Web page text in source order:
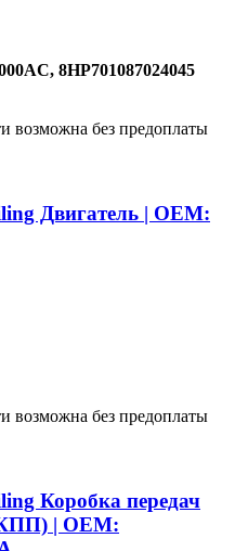
8HP701087024045
возможна без предоплаты
Двигатель | OEM:
возможна без предоплаты
Коробка передач
| OEM: